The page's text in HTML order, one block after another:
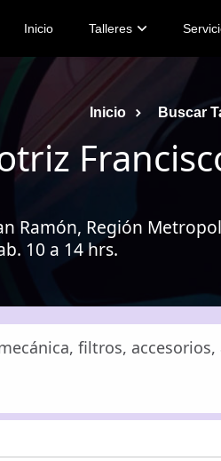
Inicio Talleres
Inicio Buscar
Ramón, Región
10 a 14 hrs.
filtros,